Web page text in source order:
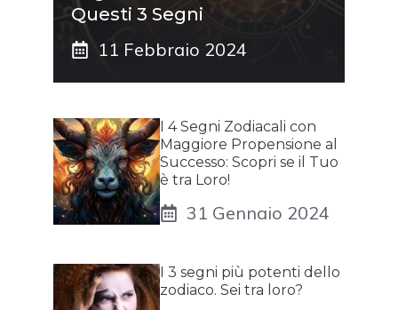
Questi 3 Segni
11 Febbraio 2024
I 4 Segni Zodiacali con
Maggiore Propensione al
Successo: Scopri se il Tuo
è tra Loro!
31 Gennaio 2024
I 3 segni più potenti dello
zodiaco. Sei tra loro?